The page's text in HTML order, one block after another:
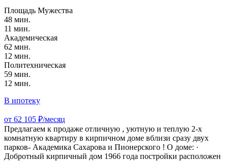
Площадь Мужества
48 мин.
11 мин.
Академическая
62 мин.
12 мин.
Политехническая
59 мин.
12 мин.
В ипотеку
от 62 105 ₽/месяц
Предлагаем к продаже отличную , уютную и теплую 2-х
комнатную квартиру в кирпичном доме вблизи сразу двух
парков- Академика Сахарова и Пионерского ! О доме: ·
Добротный кирпичный дом 1966 года постройки расположен